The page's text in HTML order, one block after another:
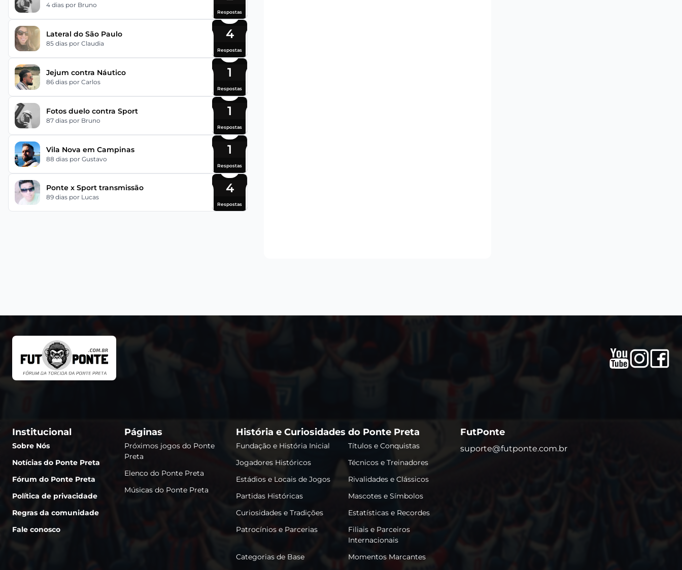
4 dias por Bruno
Respostas
Lateral do São Paulo
85 dias por Claudia
4
Respostas
Jejum contra Náutico
86 dias por Carlos
1
Respostas
Fotos duelo contra Sport
87 dias por Bruno
1
Respostas
Vila Nova em Campinas
88 dias por Gustavo
1
Respostas
Ponte x Sport transmissão
89 dias por Lucas
4
Respostas
Institucional
Sobre Nós
Notícias do Ponte Preta
Fórum do Ponte Preta
Política de privacidade
Regras da comunidade
Fale conosco
Páginas
Próximos jogos do Ponte
Preta
Elenco do Ponte Preta
Músicas do Ponte Preta
História e Curiosidades do Ponte Preta
Fundação e História Inicial
Títulos e Conquistas
Jogadores Históricos
Técnicos e Treinadores
Estádios e Locais de Jogos
Rivalidades e Clássicos
Partidas Históricas
Mascotes e Símbolos
Curiosidades e Tradições
Estatísticas e Recordes
Patrocínios e Parcerias
Filiais e Parceiros
Internacionais
Categorias de Base
Momentos Marcantes
FutPonte
suporte@futponte.com.br